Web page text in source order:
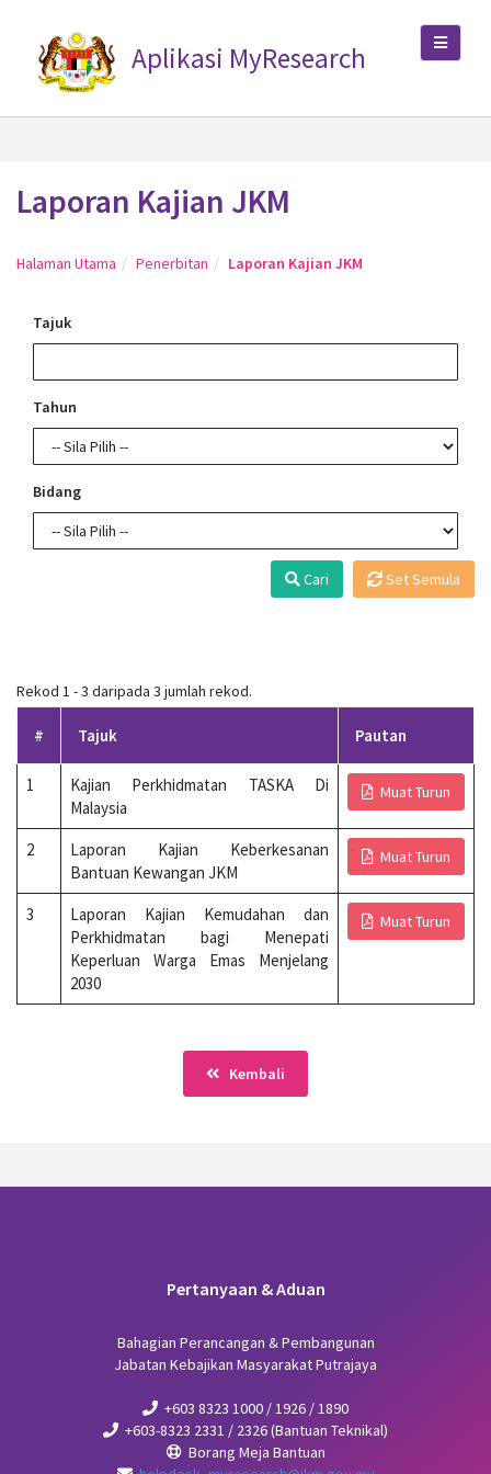
Aplikasi MyResearch
Laporan Kajian JKM
Halaman Utama Penerbitan Laporan Kajian JKM
Tajuk
Tahun
Bidang
Cari Set Semula
Rekod 1 - 3 daripada 3 jumlah rekod.
# Tajuk Pautan
1
Kajian Perkhidmatan TASKA Di
Malaysia
Muat Turun
2
Laporan Kajian Keberkesanan
Bantuan Kewangan JKM
Muat Turun
3
Laporan Kajian Kemudahan dan
Perkhidmatan bagi Menepati
Keperluan Warga Emas Menjelang
2030
Muat Turun
Kembali
Pertanyaan & Aduan
Bahagian Perancangan & Pembangunan
Jabatan Kebajikan Masyarakat Putrajaya
+603 8323 1000 / 1926 / 1890
+603-8323 2331 / 2326 (Bantuan Teknikal)
Borang Meja Bantuan